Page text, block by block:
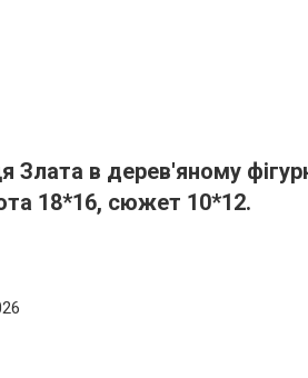
Злата в дерев'яному
18*16, сюжет 10*12.